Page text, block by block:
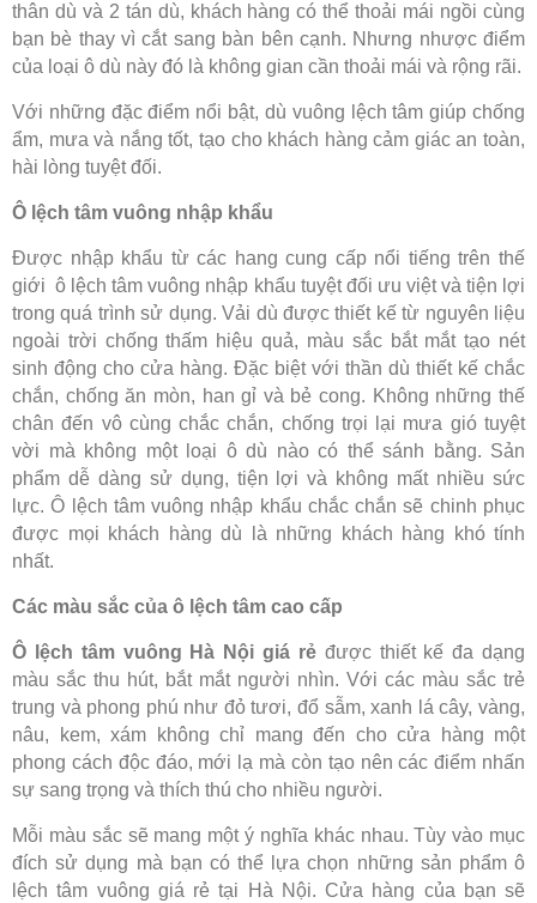
thân dù và 2 tán dù, khách hàng có thể thoải mái ngồi cùng
bạn bè thay vì cắt sang bàn bên cạnh. Nhưng nhược điểm
của loại ô dù này đó là không gian cần thoải mái và rộng rãi.
Với những đặc điểm nổi bật, dù vuông lệch tâm giúp chống
ẩm, mưa và nắng tốt, tạo cho khách hàng cảm giác an toàn,
hài lòng tuyệt đối.
Ô lệch tâm vuông nhập khẩu
Được nhập khẩu từ các hang cung cấp nổi tiếng trên thế
giới ô lệch tâm vuông nhập khẩu tuyệt đối ưu việt và tiện lợi
trong quá trình sử dụng. Vải dù được thiết kế từ nguyên liệu
ngoài trời chống thấm hiệu quả, màu sắc bắt mắt tạo nét
sinh động cho cửa hàng. Đặc biệt với thần dù thiết kế chắc
chắn, chống ăn mòn, han gỉ và bẻ cong. Không những thế
chân đến vô cùng chắc chắn, chống trọi lại mưa gió tuyệt
vời mà không một loại ô dù nào có thể sánh bằng. Sản
phẩm dễ dàng sử dụng, tiện lợi và không mất nhiều sức
lực. Ô lệch tâm vuông nhập khẩu chắc chắn sẽ chinh phục
được mọi khách hàng dù là những khách hàng khó tính
nhất.
Các màu sắc của ô lệch tâm cao cấp
Ô lệch tâm vuông Hà Nội giá rẻđược thiết kế đa dạng
màu sắc thu hút, bắt mắt người nhìn. Với các màu sắc trẻ
trung và phong phú như đỏ tươi, đổ sẫm, xanh lá cây, vàng,
nâu, kem, xám không chỉ mang đến cho cửa hàng một
phong cách độc đáo, mới lạ mà còn tạo nên các điểm nhấn
sự sang trọng và thích thú cho nhiều người.
Mỗi màu sắc sẽ mang một ý nghĩa khác nhau. Tùy vào mục
đích sử dụng mà bạn có thể lựa chọn những sản phẩm ô
lệch tâm vuông giá rẻ tại Hà Nội. Cửa hàng của bạn sẽ